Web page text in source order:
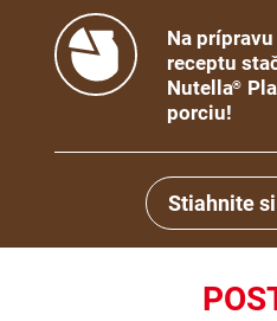
Na
receptu
Nutella®
porciu!
Stiahnite si